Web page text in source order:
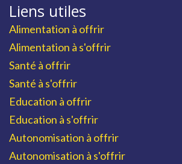
Liens utiles
Alimentation à offrir
Alimentation à s'offrir
Santé à offrir
Santé à s'offrir
Education à offrir
Education à s'offrir
Autonomisation à offrir
Autonomisation à s'offrir